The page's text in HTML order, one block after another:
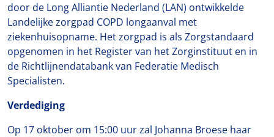
door de Long Alliantie Nederland (LAN) ontwikkelde
Landelijke zorgpad COPD longaanval met
ziekenhuisopname. Het zorgpad is als Zorgstandaard
opgenomen in het Register van het Zorginstituut en in
de Richtlijnendatabank van Federatie Medisch
Specialisten.
Verdediging
Op 17 oktober om 15:00 uur zal Johanna Broese haar